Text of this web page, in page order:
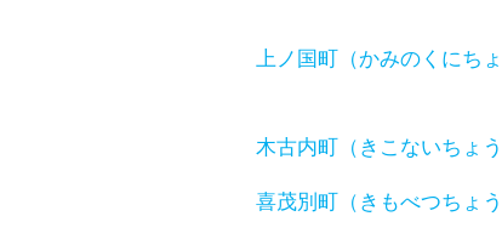
上ノ国町（かみのくにちょ
木古内町（きこないちょう
喜茂別町（きもべつちょう